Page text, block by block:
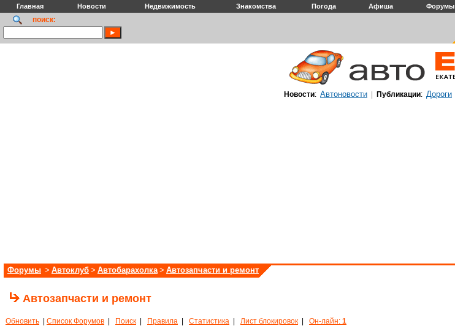
Главная Новости Недвижимость Знакомства Погода Афиша Форумы
поиск:
Новости: Автоновости Публикации: Дороги
Форумы > Автоклуб > Автобарахолка > Автозапчасти и ремонт
Автозапчасти и ремонт
Обновить Список Форумов Поиск Правила Статистика Лист блокировок Он-лайн: 1